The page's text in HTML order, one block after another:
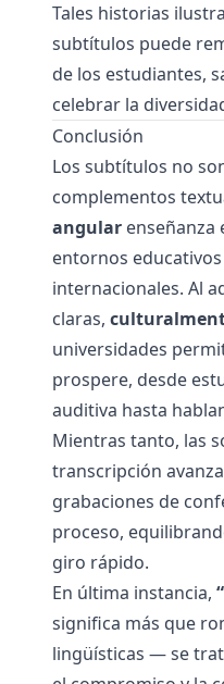
Tales historias
subtítulos puede
de los estudiantes,
celebrar la
Conclusión
Los subtítulos no
complementos
angular enseñanza
entornos
internacionales. Al
claras,
universidades
prospere, desde
auditiva hasta
Mientras tanto, las
transcripción
grabaciones de
proceso,
giro rápido.
En última instancia,
significa más que
lingüísticas — se